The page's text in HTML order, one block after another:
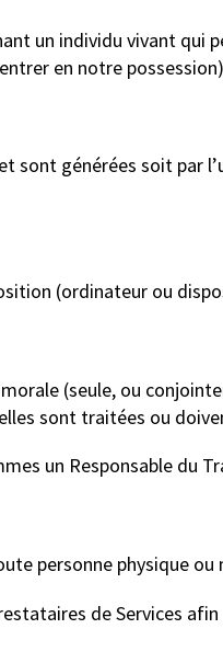
un individu vivant
en notre
sont générées soit par
(ordinateur ou
(seule, ou
sont traitées ou
un Responsable du
personne physique
de Services